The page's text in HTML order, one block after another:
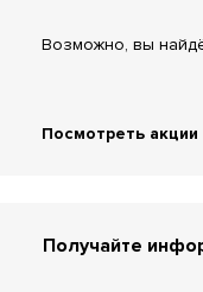
Возможно, вы
Посмотреть акции
Получайте